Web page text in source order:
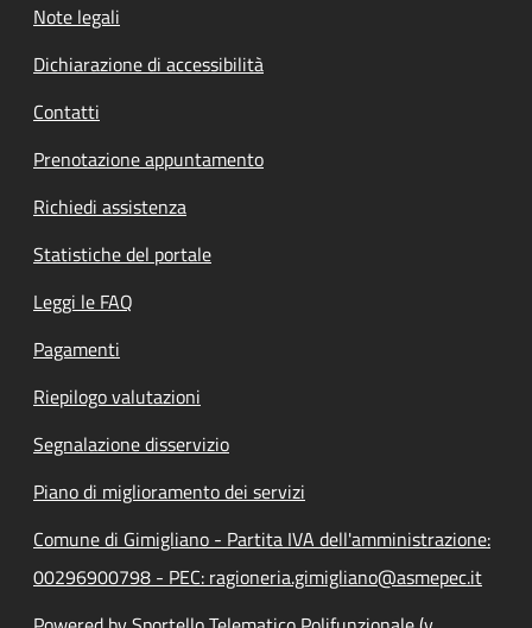
Note legali
Dichiarazione di accessibilità
Contatti
Prenotazione appuntamento
Richiedi assistenza
Statistiche del portale
Leggi le FAQ
Pagamenti
Riepilogo valutazioni
Segnalazione disservizio
Piano di miglioramento dei servizi
Comune di Gimigliano - Partita IVA dell'amministrazione:
00296900798 - PEC: ragioneria.gimigliano@asmepec.it